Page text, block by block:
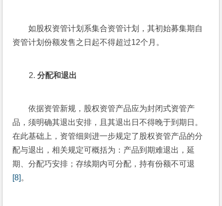
如股权资管计划系集合资管计划，其初始募集期自
资管计划份额发售之日起不得超过12个月。
分配和退出
依据资管新规，股权资管产品应为封闭式资管产
品，须明确其退出安排，且其退出日不得晚于到期日。
在此基础上，资管细则进一步规定了股权资管产品的分
配与退出，相关规定可概括为：产品到期难退出，延
期、分配巧安排；存续期内可分配，持有份额不可退
[8] 。